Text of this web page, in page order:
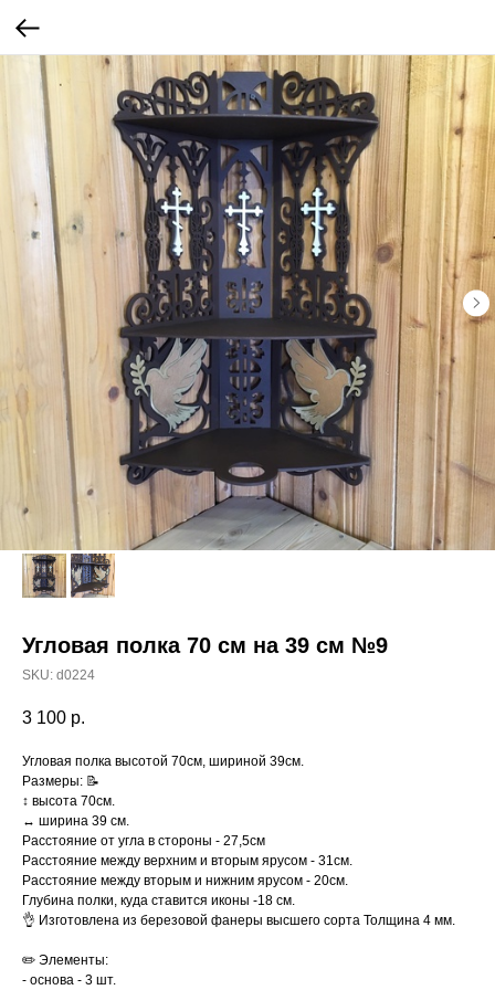
Угловая полка 70 см на 39 см №9
SKU: d0224
3 100 р.
Угловая полка высотой 70см, шириной 39см.
Размеры: 📝
↕️ высота 70см.
↔️ ширина 39 см.
Расстояние от угла в стороны - 27,5см
Расстояние между верхним и вторым ярусом - 31см.
Расстояние между вторым и нижним ярусом - 20см.
Глубина полки, куда ставится иконы -18 см.
👌 Изготовлена из березовой фанеры высшего сорта Толщина 4 мм.
✏️ Элементы:
- основа - 3 шт.